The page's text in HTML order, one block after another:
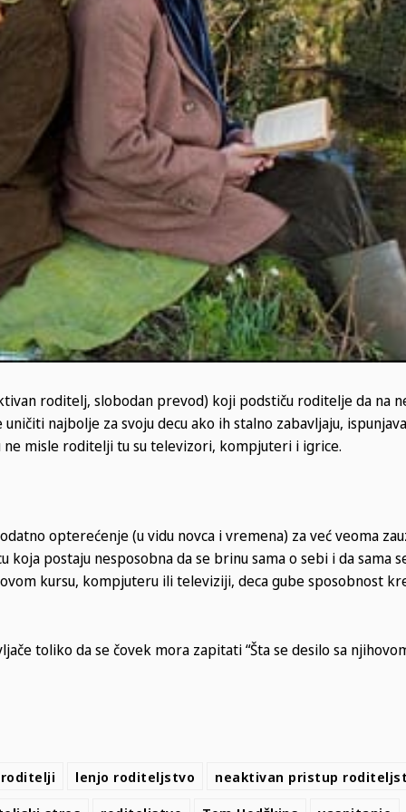
roditelj, slobodan prevod) koji podstiču roditelje da na
najbolje za svoju decu ako ih stalno zabavljaju,
misle roditelji tu su televizori, kompjuteri i igrice.
opterećenje (u vidu novca i vremena) za već veoma
postaju nesposobna da se brinu sama o sebi i da sama
kursu, kompjuteru ili televiziji, deca gube sposobnost
toliko da se čovek mora zapitati “Šta se desilo sa
lenjo roditeljstvo
neaktivan pristup